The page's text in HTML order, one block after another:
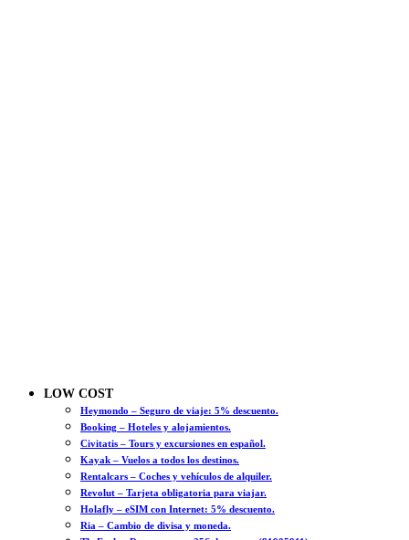
LOW COST
Heymondo – Seguro de viaje: 5% descuento.
Booking – Hoteles y alojamientos.
Civitatis – Tours y excursiones en español.
Kayak – Vuelos a todos los destinos.
Rentalcars – Coches y vehículos de alquiler.
Revolut – Tarjeta obligatoria para viajar.
Holafly – eSIM con Internet: 5% descuento.
Ria – Cambio de divisa y moneda.